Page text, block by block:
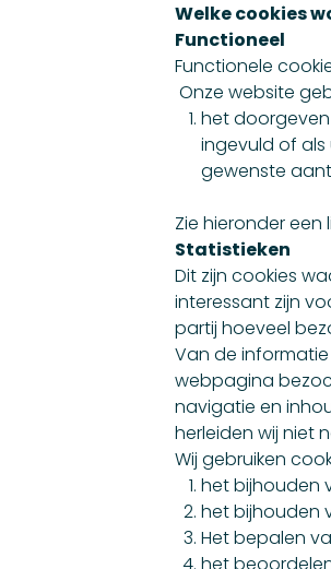
Welke cookies
Functioneel
Functionele
Onze website
het
ingevuld of als
gewenste
Zie hieronder
Statistieken
Dit zijn cookies
interessant zijn
partij hoeveel
Van de
webpagina
navigatie en
herleiden wij niet
Wij gebruiken
het bijhouden
het bijhouden
Het bepalen